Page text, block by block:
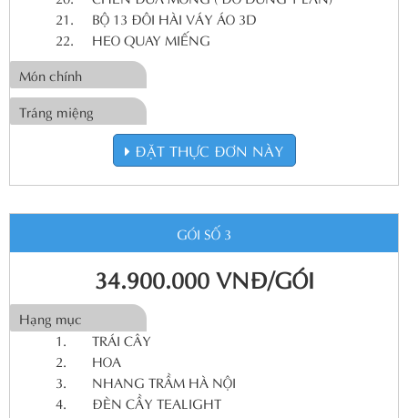
21.
BỘ 13 ĐÔI HÀI VÁY ÁO 3D
22.
HEO QUAY MIẾNG
Món chính
Tráng miệng
ĐẶT THỰC ĐƠN NÀY
GÓI SỐ 3
34.900.000 VNĐ/GÓI
Hạng mục
1.
TRÁI CÂY
2.
HOA
3.
NHANG TRẦM HÀ NỘI
4.
ĐÈN CẦY TEALIGHT